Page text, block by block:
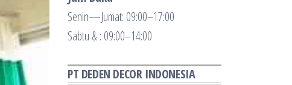
Senin—Jumat: 09:00–17:00
Sabtu & : 09:00–14:00
PT DEDEN DECOR INDONESIA